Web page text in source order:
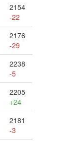
2154
-22
2176
-29
2238
-5
2205
+24
2181
-3